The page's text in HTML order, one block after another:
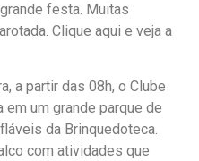
festa. Muitas
Clique aqui e veja a
a partir das 08h, o Clube
um grande parque de
da Brinquedoteca.
com atividades que